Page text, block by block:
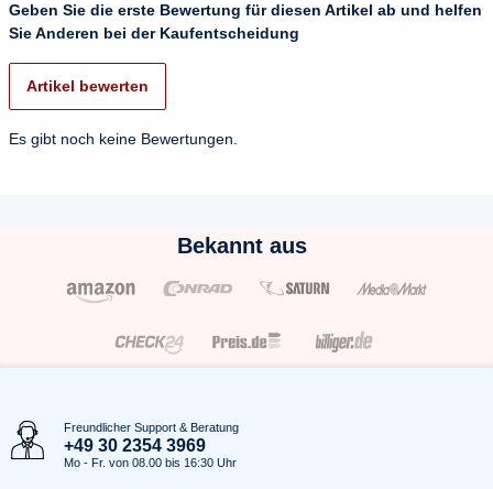
Geben Sie die erste Bewertung für diesen Artikel ab und helfen
Sie Anderen bei der Kaufentscheidung
Artikel bewerten
Es gibt noch keine Bewertungen.
Bekannt aus
Freundlicher Support & Beratung
+49 30 2354 3969
Mo - Fr. von 08.00 bis 16:30 Uhr